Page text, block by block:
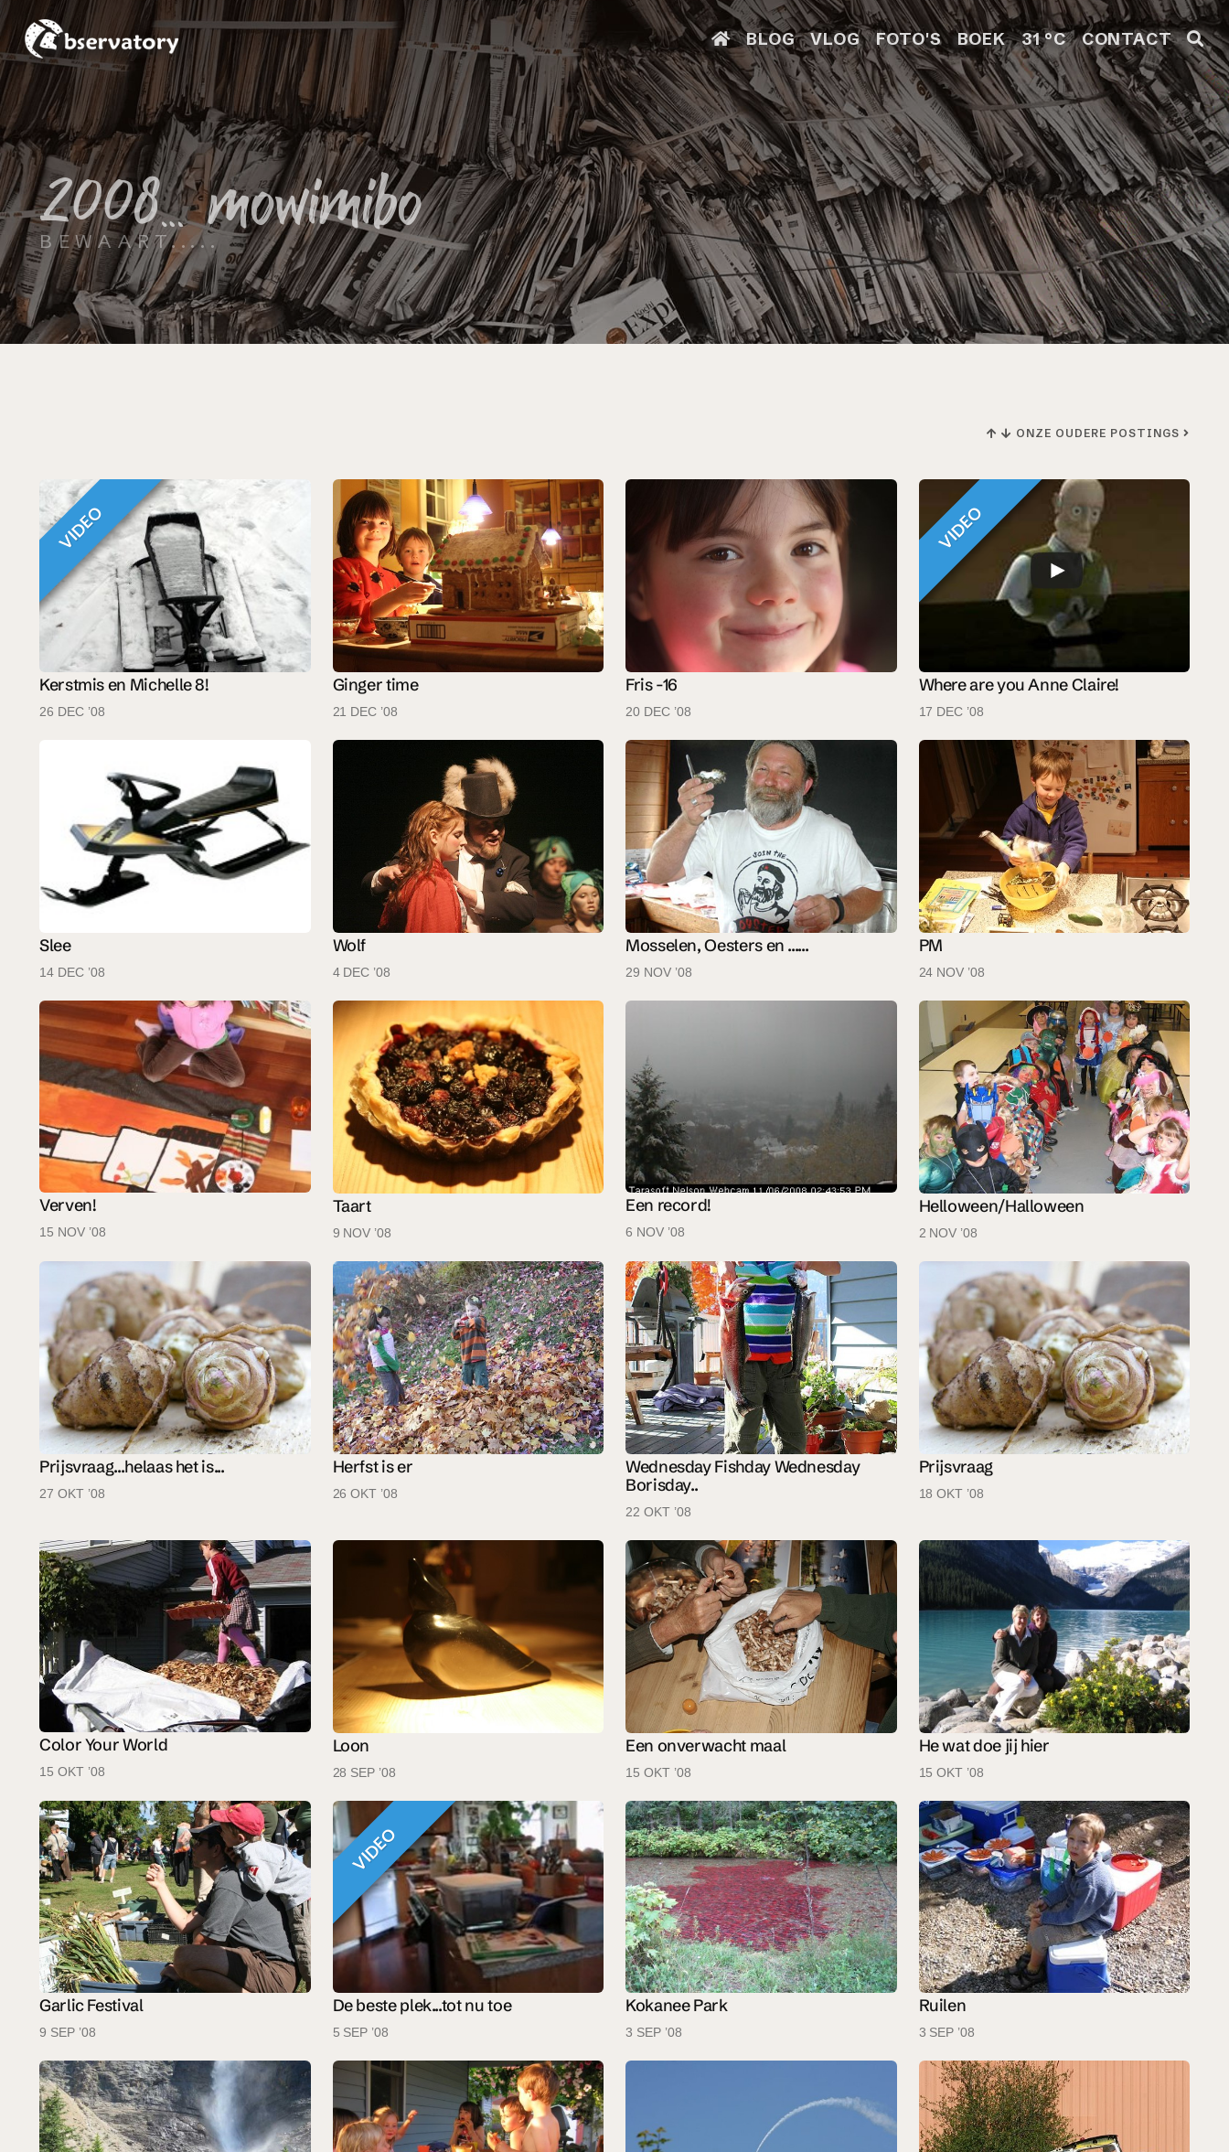
BLOG VLOG FOTO'S BOEK 31 °C CONTACT
2008… mowimibo
BEWAART.....
ONZE OUDERE POSTINGS
VIDEO
Kerstmis en Michelle 8!
26 DEC ’08
Ginger time
21 DEC ’08
Fris -16
20 DEC ’08
VIDEO
Where are you Anne Claire!
17 DEC ’08
Slee
14 DEC ’08
Wolf
4 DEC ’08
Mosselen, Oesters en ......
29 NOV ’08
PM
24 NOV ’08
Verven!
15 NOV ’08
Taart
9 NOV ’08
Een record!
6 NOV ’08
Helloween/Halloween
2 NOV ’08
Prijsvraag...helaas het is...
27 OKT ’08
Herfst is er
26 OKT ’08
Wednesday Fishday Wednesday
Borisday..
22 OKT ’08
Prijsvraag
18 OKT ’08
Color Your World
15 OKT ’08
Loon
28 SEP ’08
Een onverwacht maal
15 OKT ’08
He wat doe jij hier
15 OKT ’08
Garlic Festival
9 SEP ’08
VIDEO
De beste plek...tot nu toe
5 SEP ’08
Kokanee Park
3 SEP ’08
Ruilen
3 SEP ’08